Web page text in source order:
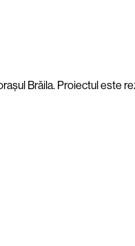
Brăila. Proiectul este